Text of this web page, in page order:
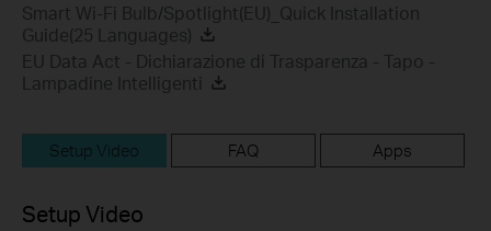
Smart Wi-Fi Bulb/Spotlight(EU)_Quick Installation
Guide(25 Languages)
EU Data Act - Dichiarazione di Trasparenza - Tapo -
Lampadine Intelligenti
Setup Video FAQ Apps
Setup Video